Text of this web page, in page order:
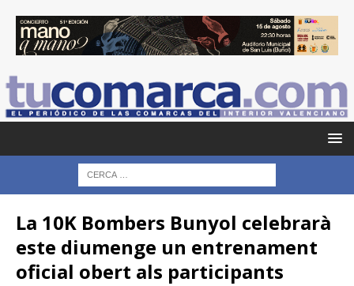
La 10K Bombers Bunyol celebrarà
este diumenge un entrenament
oficial obert als participants